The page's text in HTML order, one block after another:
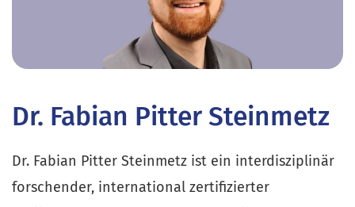
Dr. Fabian Pitter Steinmetz
Dr. Fabian Pitter Steinmetz ist ein interdisziplinär
forschender, international zertifizierter